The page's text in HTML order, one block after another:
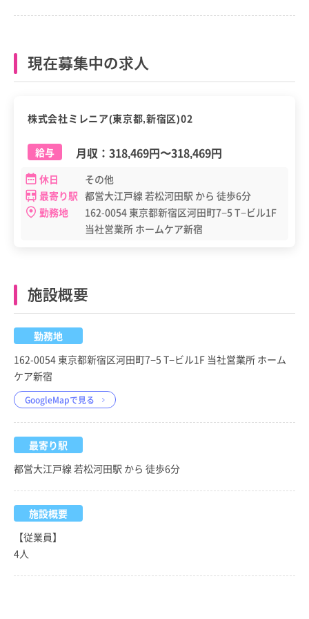
現在募集中の求人
株式会社ミレニア(東京都,新宿区)02
給与 月収： 318,469円〜318,469円
休日
その他
最寄り駅 都営大江戸線 若松河田駅 から 徒歩6分
勤務地
162-0054 東京都新宿区河田町7−5 T−ビル1F
当社営業所 ホームケア新宿
施設概要
勤務地
162-0054 東京都新宿区河田町7−5 T−ビル1F 当社営業所 ホーム
ケア新宿
GoogleMapで見る
最寄り駅
都営大江戸線 若松河田駅 から 徒歩6分
施設概要
【従業員】
4人